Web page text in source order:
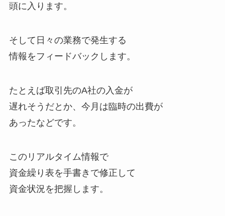
頭に入ります。
そして日々の業務で発生する
情報をフィードバックします。
たとえば取引先のA社の入金が
遅れそうだとか、今月は臨時の出費が
あったなどです。
このリアルタイム情報で
資金繰り表を手書きで修正して
資金状況を把握します。